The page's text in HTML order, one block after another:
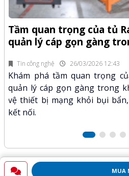
Tin công nghệ 26/03/2026 12:43
Tầm quan trọng của tủ
quản lý cáp gọn gàng
Khám phá tầm quan trọng
quản lý cáp gọn gàng trong
vệ thiết bị mạng khỏi bụi
kết nối.
MUA